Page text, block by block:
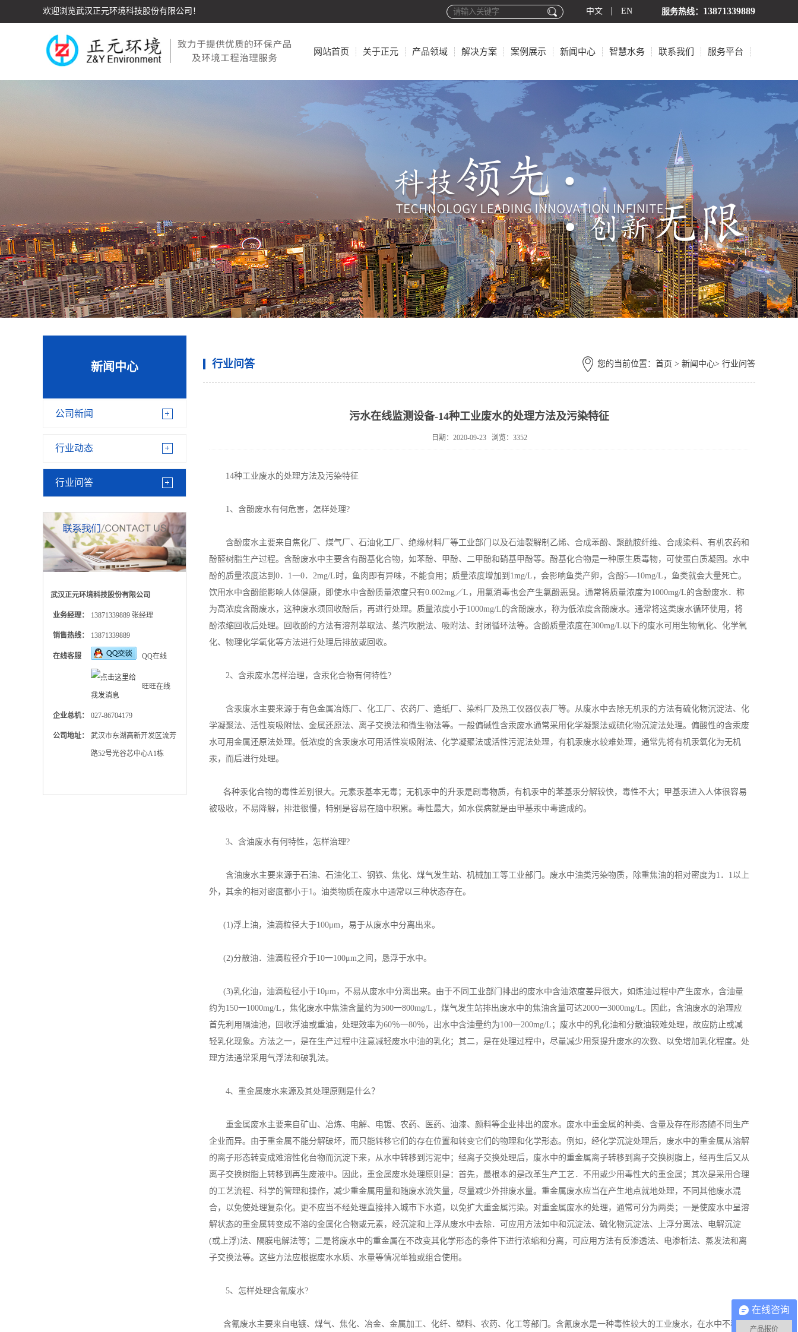
欢迎浏览武汉正元环境科技股份有限公司！ 中文 EN 服务热线： 13871339889
网站首页 关于正元 产品领域 解决方案 案例展示 新闻中心 智慧水务 联系我们 服务平台
新闻中心
公司新闻
行业动态
行业问答
武汉正元环境科技股份有限公司
业务经理： 13871339889 张经理
销售热线： 13871339889
在线客服 QQ在线
旺旺在线
企业总机： 027-86704179
公司地址： 武汉市东湖高新开发区流芳
路52号光谷芯中心A1栋
行业问答 您的当前位置： 首页 > 新闻中心> 行业问答
污水在线监测设备-14种工业废水的处理方法及污染特征
日期：2020-09-23 浏览：3352
14种工业废水的处理方法及污染特征
1、含酚废水有何危害，怎样处理?
含酚废水主要来自焦化厂、煤气厂、石油化工厂、绝缘材料厂等工业部门以及石油裂解制乙烯、合成苯酚、聚酰胺纤维、合成染料、有机农药和
酚醛树脂生产过程。含酚废水中主要含有酚基化合物，如苯酚、甲酚、二甲酚和硝基甲酚等。酚基化合物是一种原生质毒物，可使蛋白质凝固。水中
酚的质量浓度达到0．1一0．2mg/L时，鱼肉即有异味，不能食用；质量浓度增加到1mg/L，会影响鱼类产卵，含酚5—10mg/L，鱼类就会大量死亡。
饮用水中含酚能影响人体健康，即使水中含酚质量浓度只有0.002mg／L，用氯消毒也会产生氯酚恶臭。通常将质量浓度为1000mg/L的含酚废水．称
为高浓度含酚废水，这种废水须回收酚后，再进行处理。质量浓度小于1000mg/L的含酚废水，称为低浓度含酚废水。通常将这类废水循环使用，将
酚浓缩回收后处理。回收酚的方法有溶剂萃取法、蒸汽吹脱法、吸附法、封闭循环法等。含酚质量浓度在300mg/L以下的废水可用生物氧化、化学氧
化、物理化学氧化等方法进行处理后排放或回收。
2、含汞废水怎样治理，含汞化合物有何特性?
含汞废水主要来源于有色金属冶炼厂、化工厂、农药厂、造纸厂、染料厂及热工仪器仪表厂等。从废水中去除无机汞的方法有硫化物沉淀法、化
学凝聚法、活性炭吸附怯、金属还原法、离子交换法和微生物法等。一般偏碱性含汞废水通常采用化学凝聚法或硫化物沉淀法处理。偏酸性的含汞废
水可用金属还原法处理。低浓度的含汞废水可用活性炭吸附法、化学凝聚法或活性污泥法处理，有机汞废水较难处理，通常先将有机汞氧化为无机
汞，而后进行处理。
各种汞化合物的毒性差别很大。元素汞基本无毒；无机汞中的升汞是剧毒物质，有机汞中的苯基汞分解较快，毒性不大；甲基汞进入人体很容易
被吸收，不易降解，排泄很慢，特别是容易在脑中积累。毒性最大，如水俣病就是由甲基汞中毒造成的。
3、含油废水有何特性，怎样治理?
含油废水主要来源于石油、石油化工、钢铁、焦化、煤气发生站、机械加工等工业部门。废水中油类污染物质，除重焦油的相对密度为1．1以上
外，其余的相对密度都小于1。油类物质在废水中通常以三种状态存在。
(1)浮上油，油滴粒径大于100μm，易于从废水中分离出来。
(2)分散油．油滴粒径介于10一100μm之间，恳浮于水中。
(3)乳化油，油滴粒径小于10μm，不易从废水中分离出来。由于不同工业部门排出的废水中含油浓度差异很大，如炼油过程中产生废水，含油量
约为150一1000mg/L，焦化废水中焦油含量约为500一800mg/L，煤气发生站排出废水中的焦油含量可达2000一3000mg/L。因此，含油废水的治理应
首先利用隔油池，回收浮油或重油，处理效率为60％一80％，出水中含油量约为100一200mg/L；废水中的乳化油和分散油较难处理，故应防止或减
轻乳化现象。方法之一，是在生产过程中注意减轻废水中油的乳化；其二，是在处理过程中，尽量减少用泵提升废水的次数、以免增加乳化程度。处
理方法通常采用气浮法和破乳法。
4、重金属废水来源及其处理原则是什么？
重金属废水主要来自矿山、冶炼、电解、电镀、农药、医药、油漆、颜料等企业排出的废水。废水中重金属的种类、含量及存在形态随不同生产
企业而异。由于重金属不能分解破坏，而只能转移它们的存在位置和转变它们的物理和化学形态。例如，经化学沉淀处理后，废水中的重金属从溶解
的离子形态转变成难溶性化台物而沉淀下来，从水中转移到污泥中；经离子交换处理后，废水中的重金属离子转移到离子交换树脂上，经再生后又从
离子交换树脂上转移到再生废液中。因此，重金属废水处理原则是：首先，最根本的是改革生产工艺．不用或少用毒性大的重金属；其次是采用合理
的工艺流程、科学的管理和操作，减少重金属用量和随废水流失量，尽量减少外排废水量。重金属废水应当在产生地点就地处理，不同其他废水混
合，以免使处理复杂化。更不应当不经处理直接排入城市下水道，以免扩大重金属污染。对重金属废水的处理，通常可分为两类；一是使废水中呈溶
解状态的重金属转变成不溶的金属化合物或元素，经沉淀和上浮从废水中去除．可应用方法如中和沉淀法、硫化物沉淀法、上浮分离法、电解沉淀
(或上浮)法、隔膜电解法等；二是将废水中的重金属在不改变其化学形态的条件下进行浓缩和分离，可应用方法有反渗透法、电渗析法、蒸发法和离
子交换法等。这些方法应根据废水水质、水量等情况单独或组合使用。
5、怎样处理含氰废水?
含氰废水主要来自电镀、煤气、焦化、冶金、金属加工、化纤、塑料、农药、化工等部门。含氰废水是一种毒性较大的工业废水，在水中不稳
在线咨询
产品报价